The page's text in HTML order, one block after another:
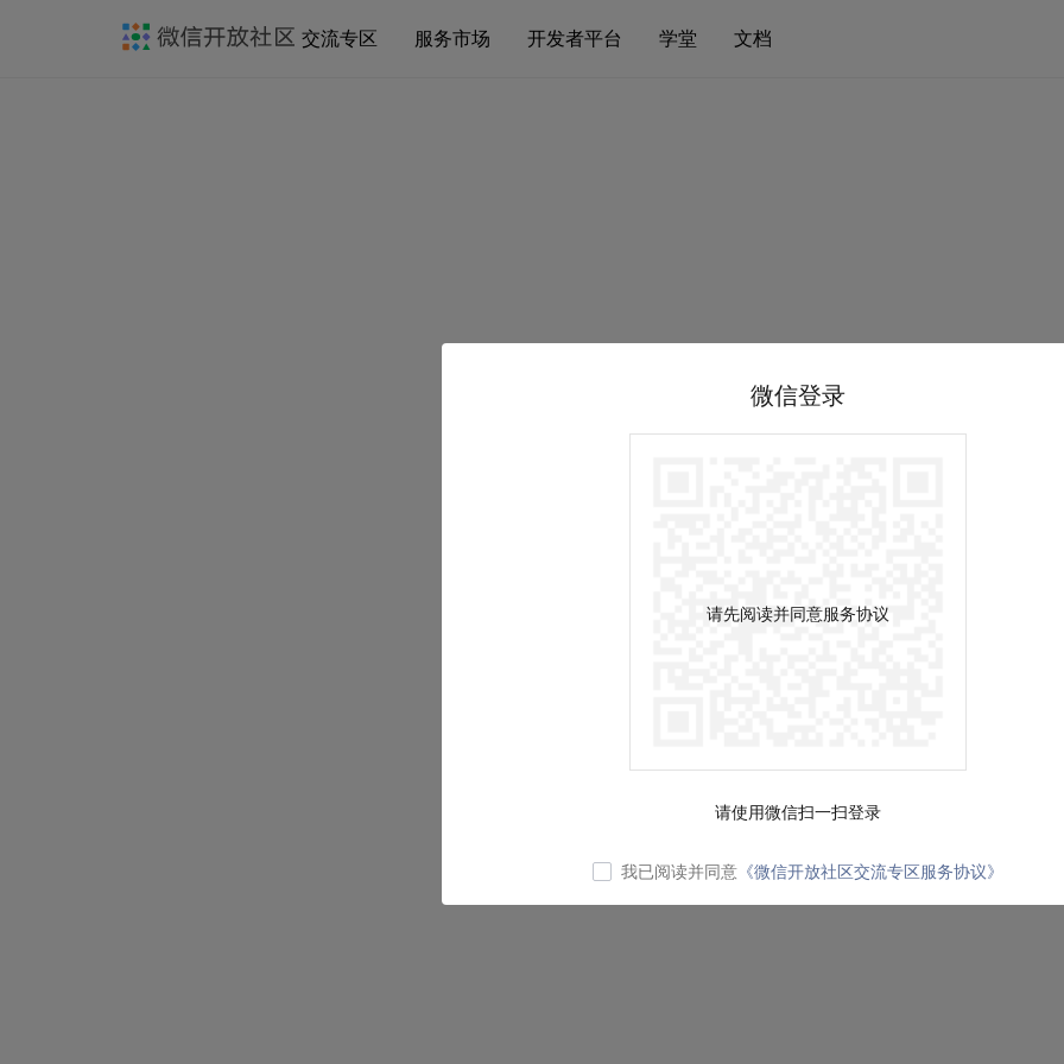
交流专区 服务市场 开发者平台 学堂 文档
微信登录
请先阅读并同意服务协议
请使用微信扫一扫登录
我已阅读并同意 《微信开放社区交流专区服务协议》